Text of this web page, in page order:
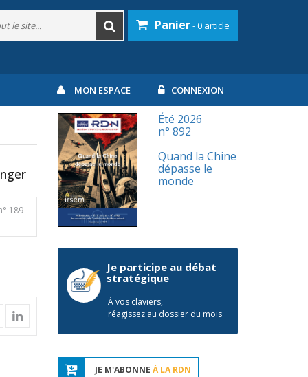
Panier- 0 article
MON ESPACE CONNEXION
189
Été 2026
n° 892
Quand la Chine
dépasse le
monde
Je participe au débat
stratégique
À vos claviers,
réagissez au dossier du mois
JE M'ABONNE À LA RDN